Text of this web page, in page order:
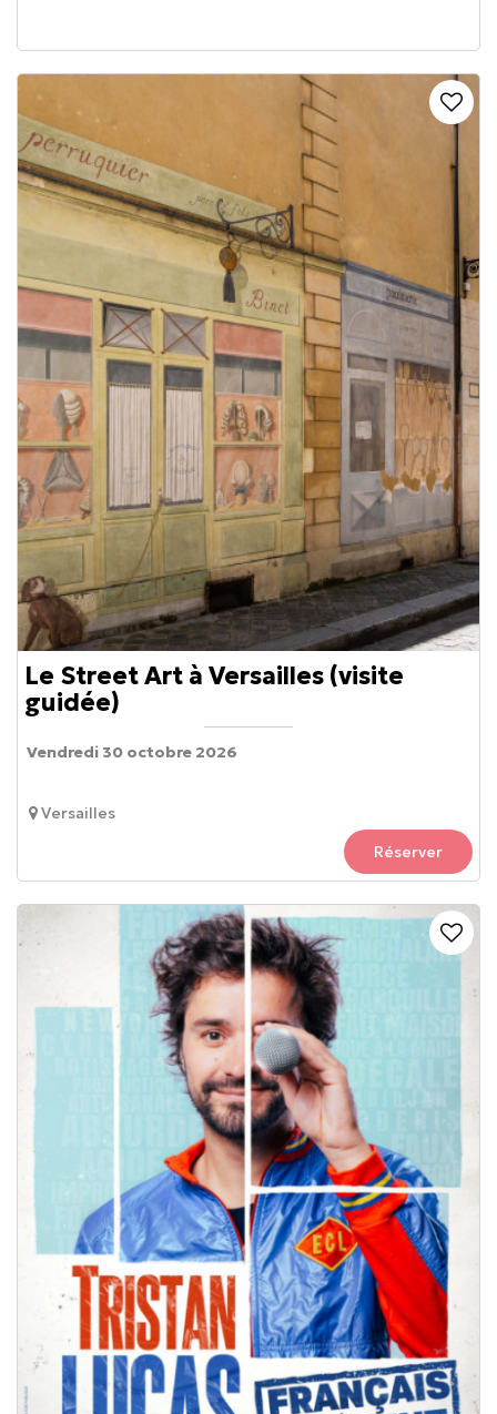
Le Street Art à Versailles (visite
guidée)
Versailles
Vendredi 30 octobre 2026
Réserver